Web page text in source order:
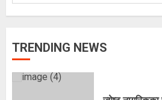
TRENDING NEWS
1
भुटेको मकै : अब